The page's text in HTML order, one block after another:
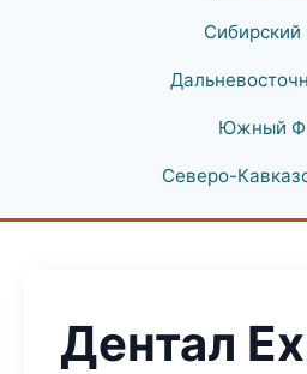
Южный
Северо-
Дентал